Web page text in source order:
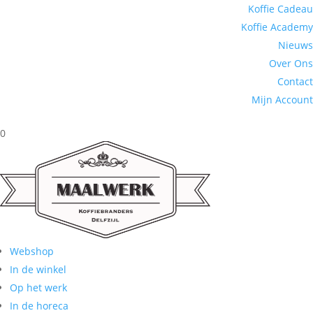
Koffie Cadeau
Koffie Academy
Nieuws
Over Ons
Contact
Mijn Account
0
Webshop
In de winkel
Op het werk
In de horeca